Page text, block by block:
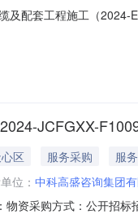
及配套工程施工（
条件，现招标方式为公
JCFGXX-
区 服务采购
服务
位： 中科高盛咨询集团
物资采购方式：公开招